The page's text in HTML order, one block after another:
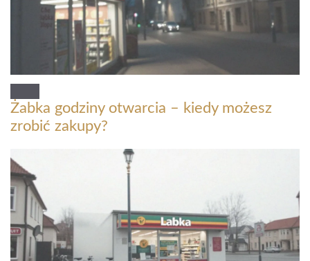
Żabka godziny otwarcia – kiedy możesz
zrobić zakupy?